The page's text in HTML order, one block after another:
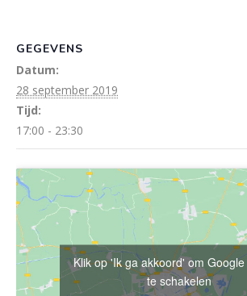
GEGEVENS
Datum:
28 september 2019
Tijd:
17:00 - 23:30
Klik op 'Ik ga akkoord' om
te schakelen